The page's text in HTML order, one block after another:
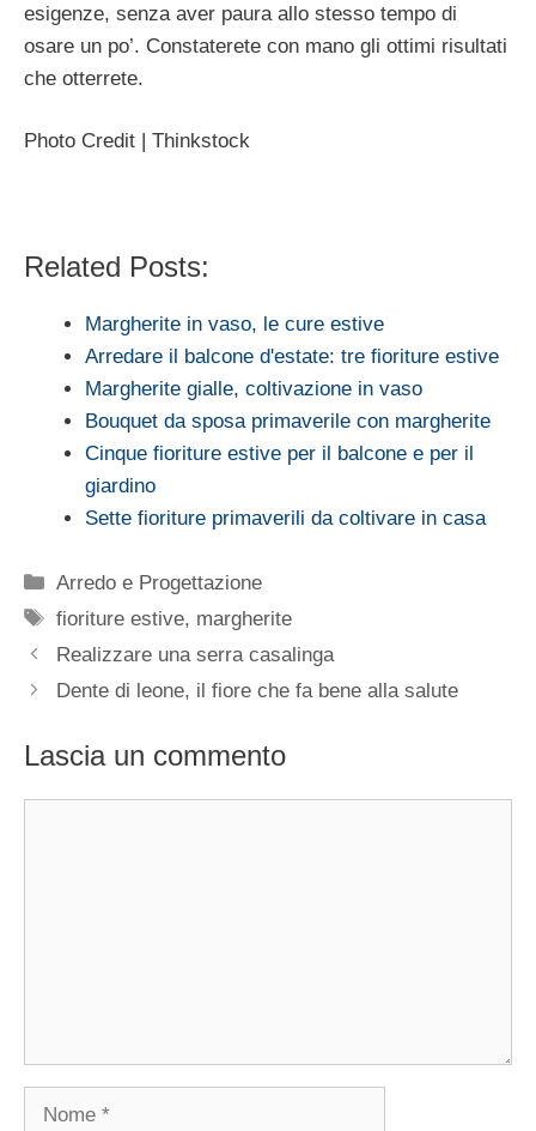
esigenze, senza aver paura allo stesso tempo di
osare un po’. Constaterete con mano gli ottimi risultati
che otterrete.
Photo Credit | Thinkstock
Related Posts:
Margherite in vaso, le cure estive
Arredare il balcone d'estate: tre fioriture estive
Margherite gialle, coltivazione in vaso
Bouquet da sposa primaverile con margherite
Cinque fioriture estive per il balcone e per il
giardino
Sette fioriture primaverili da coltivare in casa
Categorie
Arredo e Progettazione
Tag
fioriture estive, margherite
Realizzare una serra casalinga
Dente di leone, il fiore che fa bene alla salute
Lascia un commento
Nome